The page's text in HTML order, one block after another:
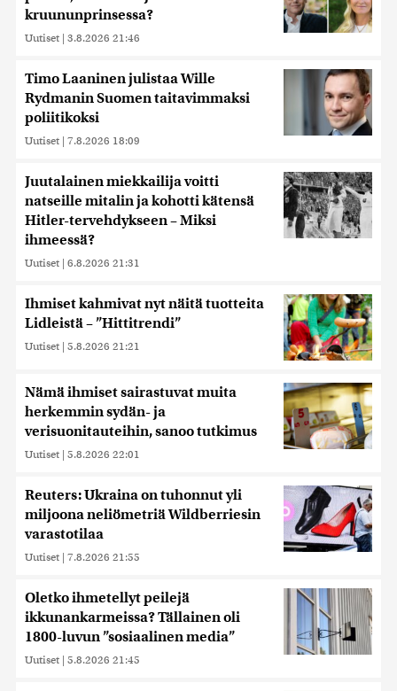
kruununprinsessa?
Uutiset | 3.8.2026 21:46
Timo Laaninen julistaa Wille
Rydmanin Suomen taitavimmaksi
poliitikoksi
Uutiset | 7.8.2026 18:09
Juutalainen miekkailija voitti
natseille mitalin ja kohotti kätensä
Hitler-tervehdykseen – Miksi
ihmeessä?
Uutiset | 6.8.2026 21:31
Ihmiset kahmivat nyt näitä tuotteita
Lidleistä – ”Hittitrendi”
Uutiset | 5.8.2026 21:21
Nämä ihmiset sairastuvat muita
herkemmin sydän- ja
verisuonitauteihin, sanoo tutkimus
Uutiset | 5.8.2026 22:01
Reuters: Ukraina on tuhonnut yli
miljoona neliömetriä Wildberriesin
varastotilaa
Uutiset | 7.8.2026 21:55
Oletko ihmetellyt peilejä
ikkunankarmeissa? Tällainen oli
1800-luvun ”sosiaalinen media”
Uutiset | 5.8.2026 21:45